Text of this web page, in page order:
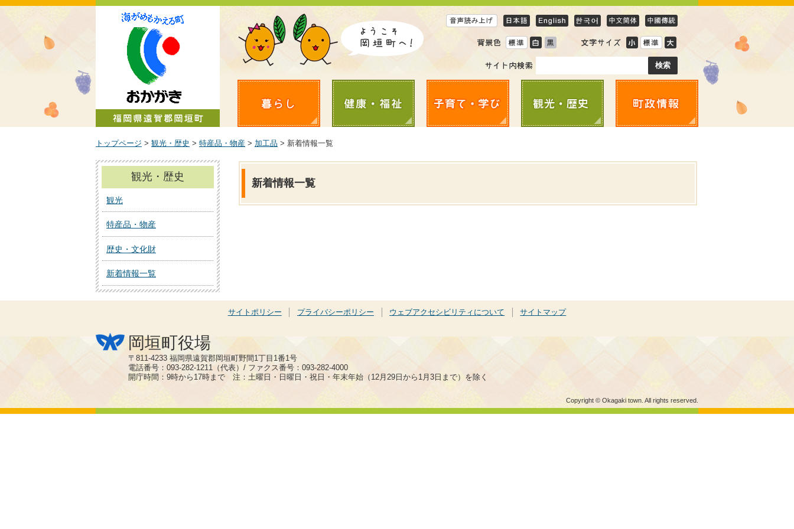
トップページ > 観光・歴史 > 特産品・物産 > 加工品 > 新着情報一覧
新着情報一覧
観光・歴史
観光
特産品・物産
歴史・文化財
新着情報一覧
サイトポリシー プライバシーポリシー ウェブアクセシビリティについて サイトマップ
岡垣町役場
〒811-4233 福岡県遠賀郡岡垣町野間1丁目1番1号
電話番号：093-282-1211（代表）/ ファクス番号：093-282-4000
開庁時間：9時から17時まで 注：土曜日・日曜日・祝日・年末年始（12月29日から1月3日まで）を除く
Copyright © Okagaki town. All rights reserved.